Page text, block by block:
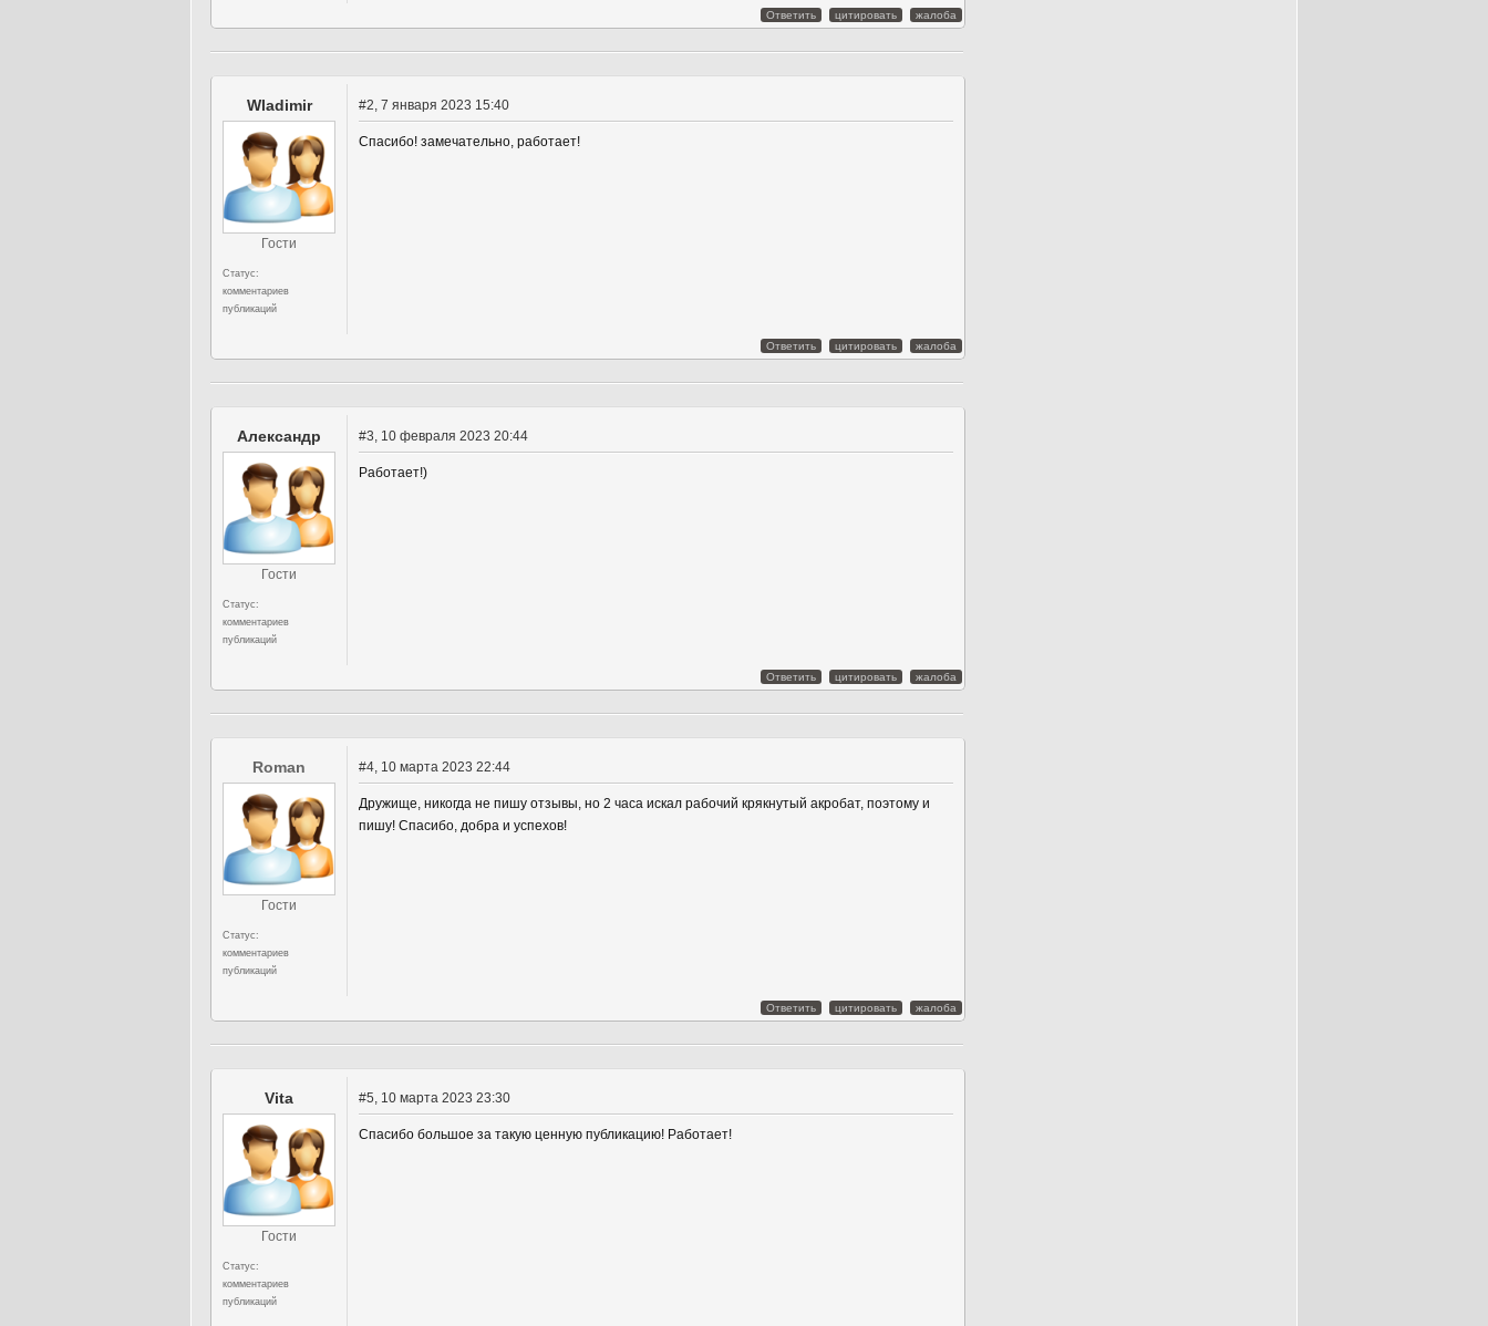
Ответить цитировать жалоба
Wladimir
Гости
Статус:
комментариев
публикаций
#2, 7 января 2023 15:40
Спасибо! замечательно, работает!
Ответить цитировать жалоба
Александр
Гости
Статус:
комментариев
публикаций
#3, 10 февраля 2023 20:44
Работает!)
Ответить цитировать жалоба
Roman
Гости
Статус:
комментариев
публикаций
#4, 10 марта 2023 22:44
Дружище, никогда не пишу отзывы, но 2 часа искал рабочий крякнутый акробат, поэтому и
пишу! Спасибо, добра и успехов!
Ответить цитировать жалоба
Vita
Гости
Статус:
комментариев
публикаций
#5, 10 марта 2023 23:30
Спасибо большое за такую ценную публикацию! Работает!